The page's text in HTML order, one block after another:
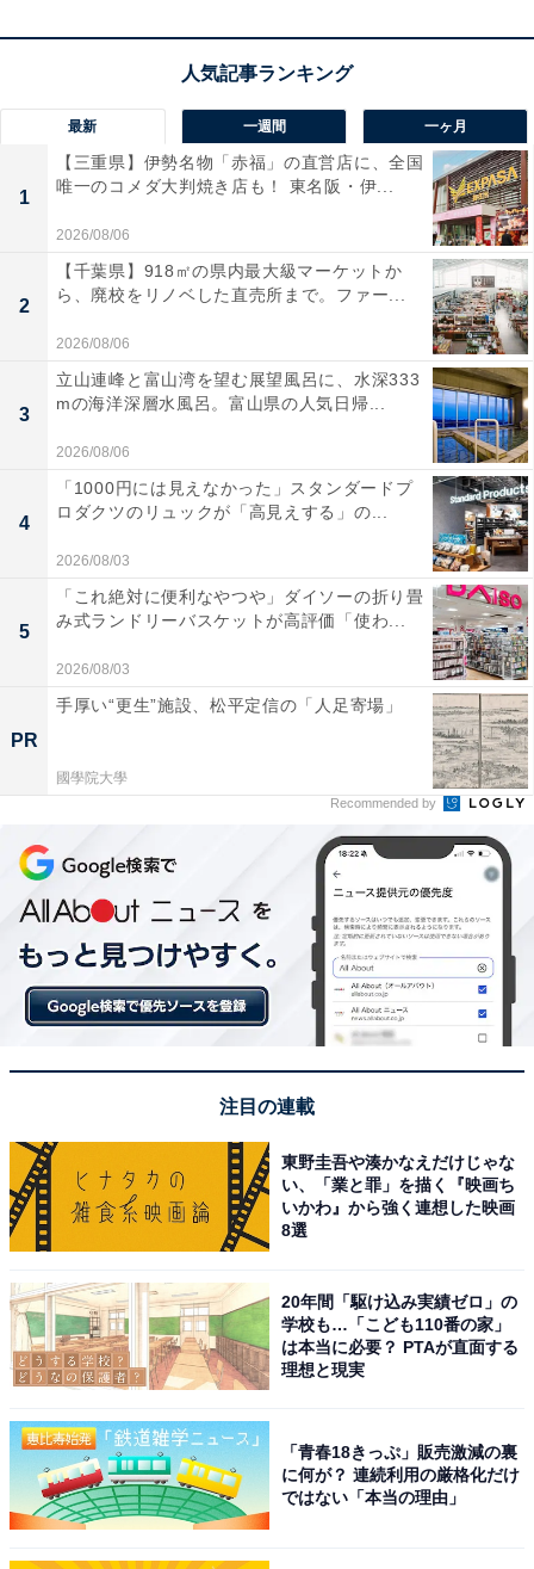
の手間を大幅に軽減。充実したノズルなどの付属品によ
り、これ1台で家周りがみるみるピカピカに生まれ変わ
ります！
ケルヒャーの高圧洗浄機「K3サイレントプラス」の
口コミは？
ケルヒャーの高圧洗浄機「K3サイレントプラス」には以
驚くほど音が静かなので近所迷惑を心配せずにいつ
高圧の威力が凄くベランダの苔や古い汚れがみるみ
る綺麗に落ちて感動しました
ホースの接続が非常に簡単でセッティングの手間が
かからないのも嬉しいです
近隣への音を気にせず本格的な洗浄を行いたい人や、家
周りや愛車を手軽にピカピカにしたい人には、おすすめ
の商品といえそうです。
【今日チェックしたい】ケルヒャーの人気商品5選
ケルヒャー「K2サイレントBC」
最新 一週間 一ヶ月
1
【三重県】伊勢名物「赤福」の直営店に、全国
唯一のコメダ大判焼き店も！ 東名阪・伊...
2026/08/06
2
【千葉県】918㎡の県内最大級マーケットか
ら、廃校をリノベした直売所まで。ファー...
2026/08/06
3
立山連峰と富山湾を望む展望風呂に、水深333
mの海洋深層水風呂。富山県の人気日帰...
2026/08/06
4
「1000円には見えなかった」スタンダードプ
ロダクツのリュックが「高見えする」の...
2026/08/03
5
「これ絶対に便利なやつや」ダイソーの折り畳
み式ランドリーバスケットが高評価「使わ...
2026/08/03
PR
手厚い“更生”施設、松平定信の「人足寄場」
國學院大學
Recommended by
注目の連載
東野圭吾や湊かなえだけじゃな
い、「業と罪」を描く『映画ち
いかわ』から強く連想した映画
8選
20年間「駆け込み実績ゼロ」の
学校も…「こども110番の家」
は本当に必要？ PTAが直面する
理想と現実
「青春18きっぷ」販売激減の裏
に何が？ 連続利用の厳格化だけ
ではない「本当の理由」